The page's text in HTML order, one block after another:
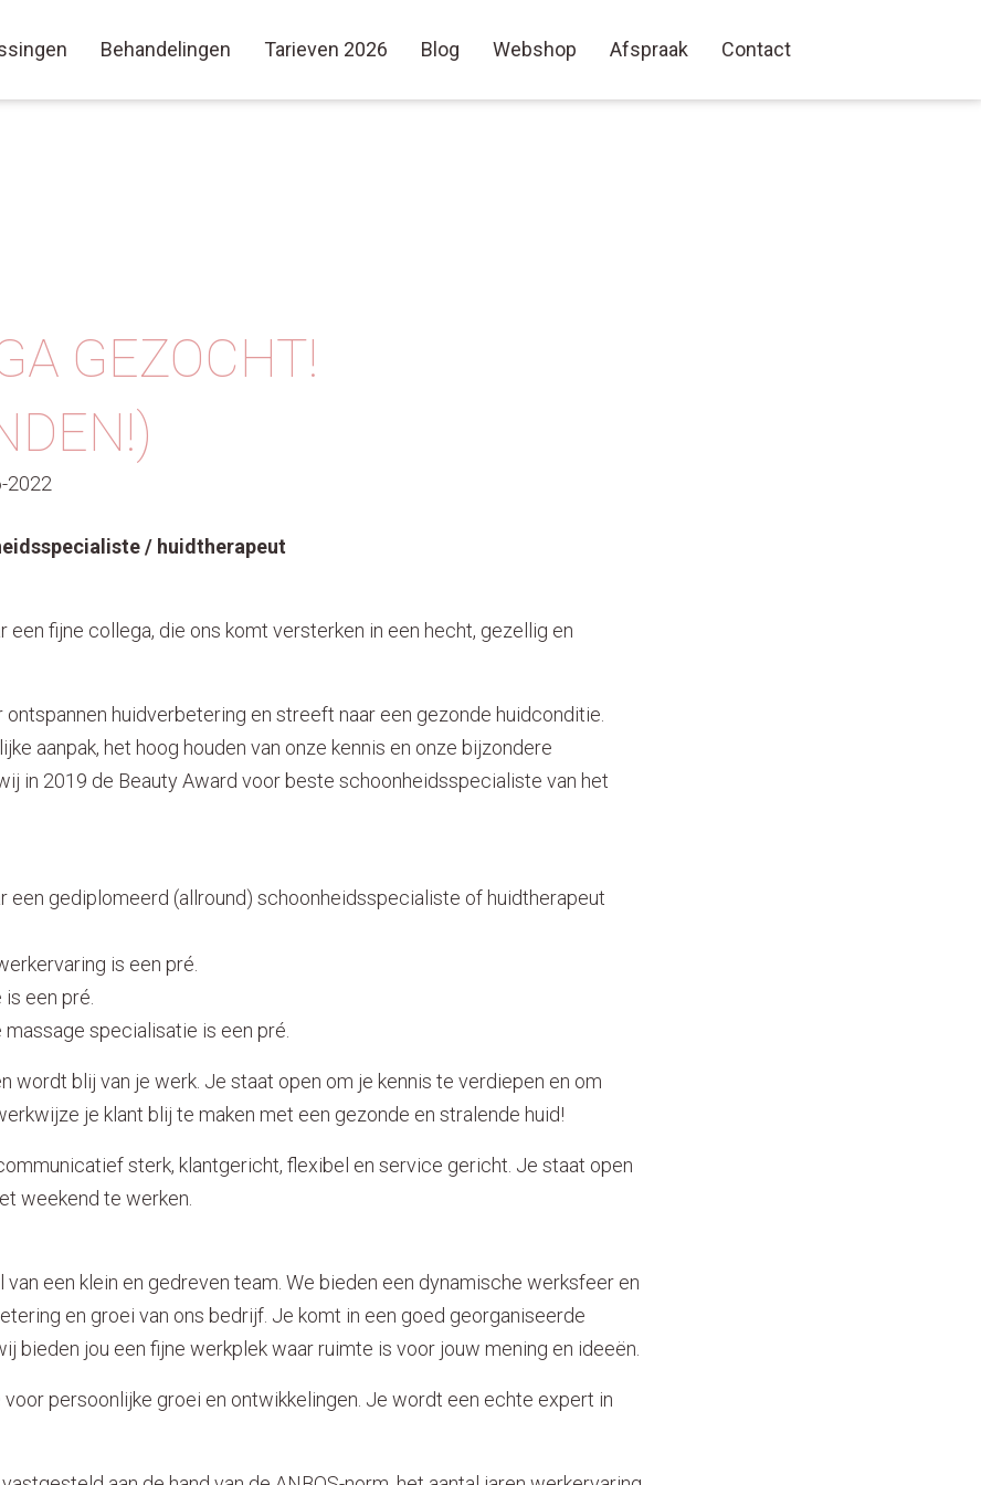
Behandelingen Tarieven 2026 Blog Webshop Afspraak Contact
GEZOCHT!
2022
/ huidtherapeut
een fijne collega, die ons komt versterken in een hecht, gezellig en
ontspannen huidverbetering en streeft naar een gezonde huidconditie.
aanpak, het hoog houden van onze kennis en onze bijzondere
in 2019 de Beauty Award voor beste schoonheidsspecialiste van het
een gediplomeerd (allround) schoonheidsspecialiste of huidtherapeut
is een pré.
een pré.
specialisatie is een pré.
wordt blij van je werk. Je staat open om je kennis te verdiepen en om
je klant blij te maken met een gezonde en stralende huid!
sterk, klantgericht, flexibel en service gericht. Je staat open
weekend te werken.
een klein en gedreven team. We bieden een dynamische werksfeer en
en groei van ons bedrijf. Je komt in een goed georganiseerde
bieden jou een fijne werkplek waar ruimte is voor jouw mening en ideeën.
persoonlijke groei en ontwikkelingen. Je wordt een echte expert in